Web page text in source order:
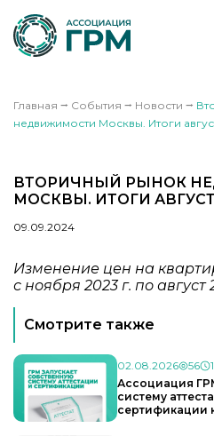
Главная ⭢ События ⭢ Новости ⭢
недвижимости Москвы. Итоги
ВТОРИЧНЫЙ РЫНОК
МОСКВЫ. ИТОГИ
09.09.2024
Изменение цен на
с ноября 2023 г. по август
Смотрите также
02.08.2026 56
Ассоциация
систему
сертификации